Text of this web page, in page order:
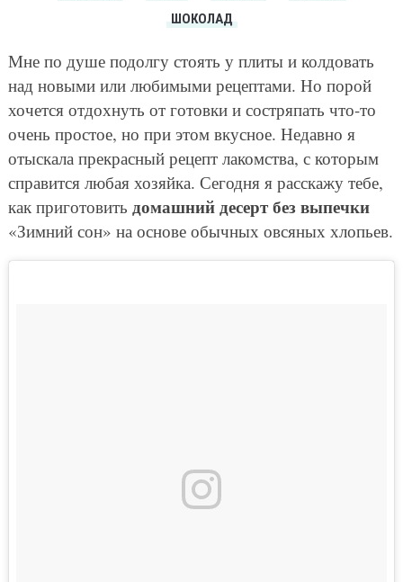
ШОКОЛАД
Мне по душе подолгу стоять у плиты и колдовать
над новыми или любимыми рецептами. Но порой
хочется отдохнуть от готовки и состряпать что-то
очень простое, но при этом вкусное. Недавно я
отыскала прекрасный рецепт лакомства, с которым
справится любая хозяйка. Сегодня я расскажу тебе,
как приготовить домашний десерт без выпечки
«Зимний сон» на основе обычных овсяных хлопьев.